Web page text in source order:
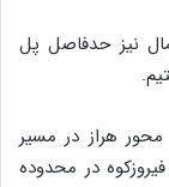
نیز حدفاصل پل
هراز در مسیر
در محدوده